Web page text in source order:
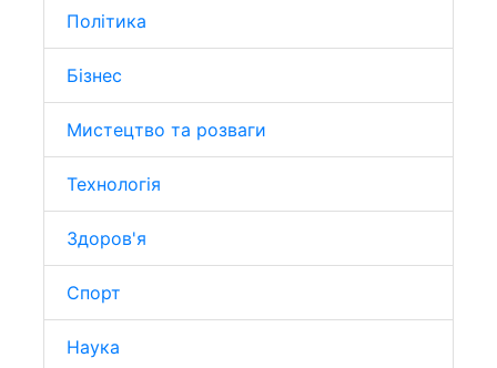
Політика
Бізнес
Мистецтво та розваги
Технологія
Здоров'я
Спорт
Наука